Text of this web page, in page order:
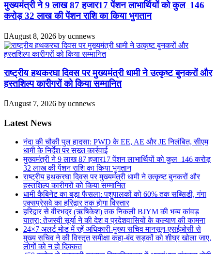
मुख्यमंत्री ने 9 लाख 87 हजार17 पेंशन लाभार्थियों को कुल 146
करोड़ 32 लाख की पेंशन राशि का किया भुगतान
August 8, 2026 by ucnnews
राष्ट्रीय हथकरघा दिवस पर मुख्यमंत्री धामी ने उत्कृष्ट बुनकरों और
हस्तशिल्प कारीगरों को किया सम्मानित
August 7, 2026 by ucnnews
Latest News
नंदा की चौकी पुल हादसा: PWD के EE, AE और JE निलंबित, सीएम
धामी के निर्देश पर सख्त कार्रवाई
मुख्यमंत्री ने 9 लाख 87 हजार17 पेंशन लाभार्थियों को कुल 146 करोड़
32 लाख की पेंशन राशि का किया भुगतान
राष्ट्रीय हथकरघा दिवस पर मुख्यमंत्री धामी ने उत्कृष्ट बुनकरों और
हस्तशिल्प कारीगरों को किया सम्मानित
​धामी कैबिनेट का बड़ा फैसला: पशुपालकों को 60% तक सब्सिडी, गंगा
एक्सप्रेसवे का हरिद्वार तक होगा विस्तार
​हरिद्वार से वीरभद्र (ऋषिकेश) तक निकली BJYM की भव्य कांवड़
यात्रा; तेजस्वी सूर्या ने की देश व प्रदेशवासियों के कल्याण की कामना
24×7 अलर्ट मोड में रहें अधिकारी-मुख्य सचिव मानसून-एसईओसी से
मुख्य सचिव ने की विस्तृत समीक्षा कहा-बंद सड़कों को शीघ्र खोला जाए,
लोगों को न हो दिक्कत